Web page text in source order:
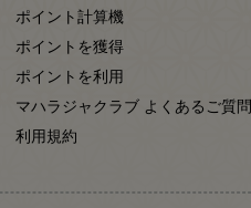
ポイント計算機
ポイントを獲得
ポイントを利用
マハラジャクラブ よくあるご質問
利用規約